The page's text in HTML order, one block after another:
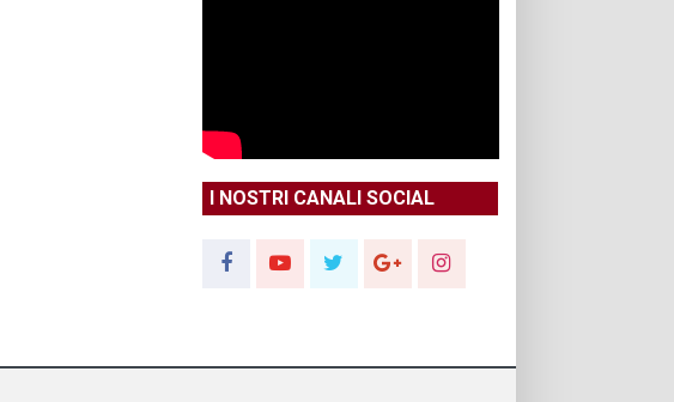
I NOSTRI CANALI SOCIAL